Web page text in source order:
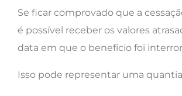
Se ficar comprovado que a
é possível receber os valores
data em que o benefício foi
Isso pode representar uma